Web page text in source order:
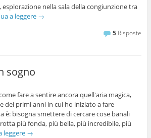
nella sala della congiunzione tra
a leggere →
5 Risposte
sogno
fare a sentire ancora quell'aria magica,
dei primi anni in cui ho iniziato a fare
è: bisogna smettere di cercare cose banali
più fonda, più bella, più incredibile, più
leggere →